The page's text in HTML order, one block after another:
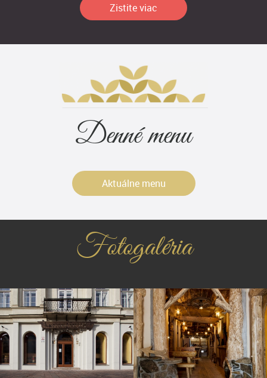
Zistite viac
Denné menu
Aktuálne menu
Fotogaléria